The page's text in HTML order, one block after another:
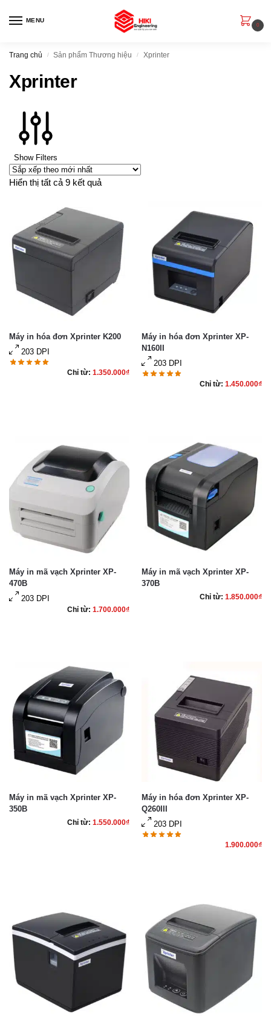
MENU
0
Trang chủ / Sản phẩm Thương hiệu / Xprinter
Xprinter
Show Filters
Hiển thị tất cả 9 kết quả
Máy in hóa đơn Xprinter K200
203 DPI
Chỉ từ: 1.350.000₫
Máy in hóa đơn Xprinter XP-
N160II
203 DPI
Chỉ từ: 1.450.000₫
Máy in mã vạch Xprinter XP-
470B
203 DPI
Chỉ từ: 1.700.000₫
Máy in mã vạch Xprinter XP-
370B
Chỉ từ: 1.850.000₫
Máy in mã vạch Xprinter XP-
350B
Chỉ từ: 1.550.000₫
Máy in hóa đơn Xprinter XP-
Q260III
203 DPI
1.900.000₫